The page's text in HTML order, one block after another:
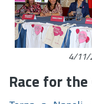
4/11/
Race for